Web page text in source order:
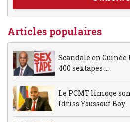
Articles populaires
Scandale en Guinée
400 sextapes ...
Le PCMT limoge
Idriss Youssouf Boy